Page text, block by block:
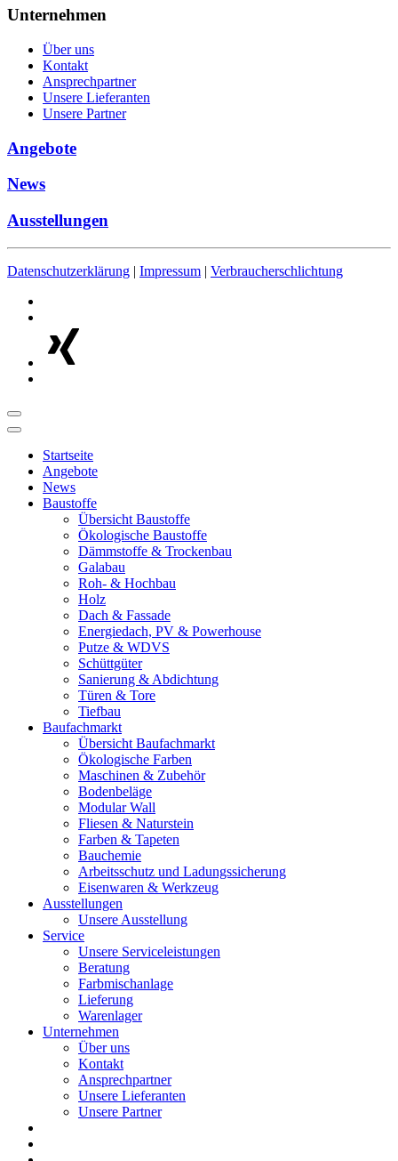
Unternehmen
Über uns
Kontakt
Ansprechpartner
Unsere Lieferanten
Unsere Partner
Angebote
News
Ausstellungen
Datenschutzerklärung | Impressum | Verbraucherschlichtung
Startseite
Angebote
News
Baustoffe
Übersicht Baustoffe
Ökologische Baustoffe
Dämmstoffe & Trockenbau
Galabau
Roh- & Hochbau
Holz
Dach & Fassade
Energiedach, PV & Powerhouse
Putze & WDVS
Schüttgüter
Sanierung & Abdichtung
Türen & Tore
Tiefbau
Baufachmarkt
Übersicht Baufachmarkt
Ökologische Farben
Maschinen & Zubehör
Bodenbeläge
Modular Wall
Fliesen & Naturstein
Farben & Tapeten
Bauchemie
Arbeitsschutz und Ladungssicherung
Eisenwaren & Werkzeug
Ausstellungen
Unsere Ausstellung
Service
Unsere Serviceleistungen
Beratung
Farbmischanlage
Lieferung
Warenlager
Unternehmen
Über uns
Kontakt
Ansprechpartner
Unsere Lieferanten
Unsere Partner